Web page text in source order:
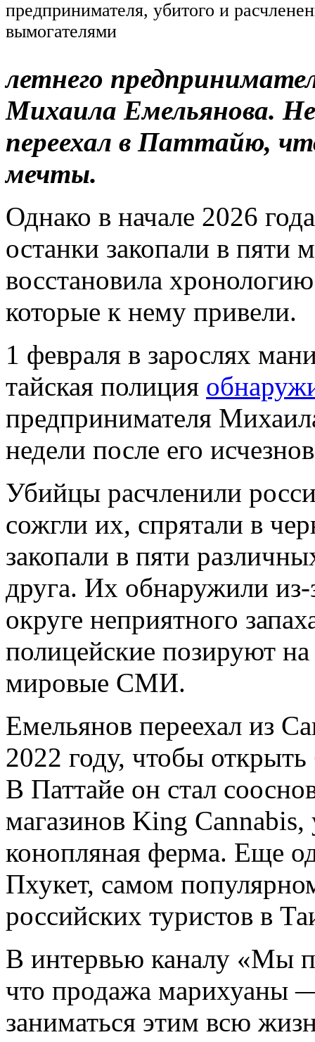
предпринимателя, убитого и
вымогателями
летнего
Михаила Емельянова.
переехал в Паттайю,
мечты.
Однако в начале 2026
останки закопали в пяти
восстановила
которые к нему привели.
1 февраля в зарослях
тайская полиция
предпринимателя
недели после его
Убийцы расчленили
сожгли их, спрятали в
закопали в пяти
друга. Их обнаружили из-
округе неприятного
полицейские позируют
мировые СМИ.
Емельянов переехал из
2022 году, чтобы
В Паттайе он стал
магазинов King Cannabis,
конопляная ферма. Еще
Пхукет, самом
российских туристов в
В интервью каналу «Мы
что продажа марихуаны
заниматься этим всю